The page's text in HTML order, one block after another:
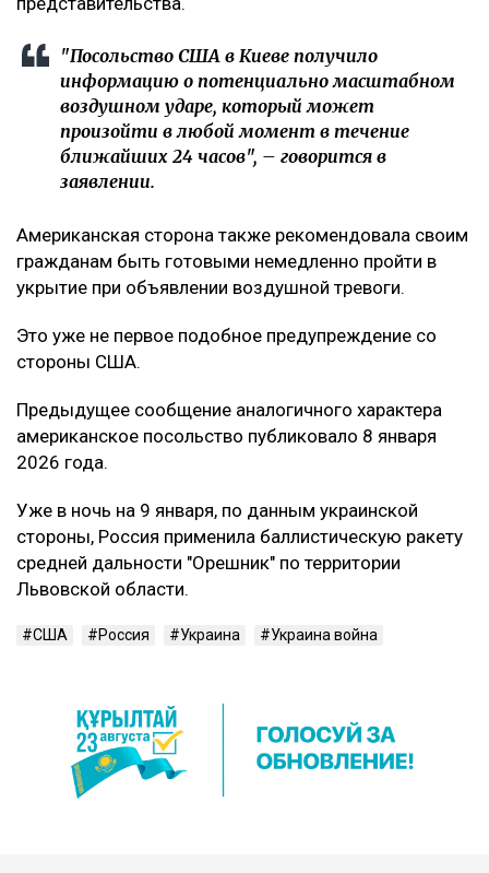
"Посольство США в Киеве получило
информацию о потенциально масштабном
воздушном ударе, который может
произойти в любой момент в течение
ближайших 24 часов", – говорится в
заявлении.
Американская сторона также рекомендовала своим
гражданам быть готовыми немедленно пройти в
укрытие при объявлении воздушной тревоги.
Это уже не первое подобное предупреждение со
стороны США.
Предыдущее сообщение аналогичного характера
американское посольство публиковало 8 января
2026 года.
Уже в ночь на 9 января, по данным украинской
стороны, Россия применила баллистическую ракету
средней дальности "Орешник" по территории
Львовской области.
США Россия Украина Украина война